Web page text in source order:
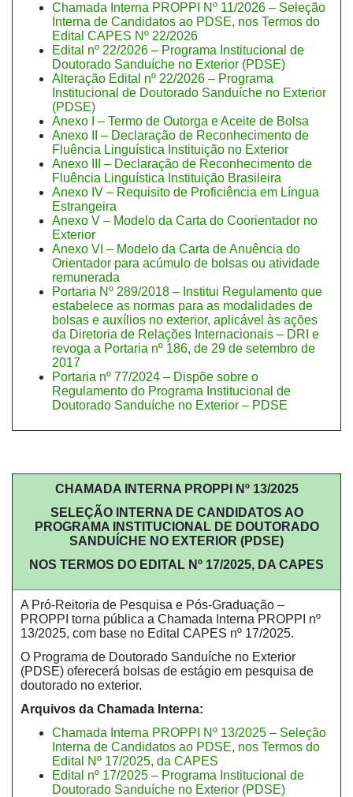
Chamada Interna PROPPI Nº 11/2026 – Seleção
Interna de Candidatos ao PDSE, nos Termos do
Edital CAPES Nº 22/2026
Edital nº 22/2026 – Programa Institucional de
Doutorado Sanduíche no Exterior (PDSE)
Alteração Edital nº 22/2026 – Programa
Institucional de Doutorado Sanduíche no Exterior
(PDSE)
Anexo I – Termo de Outorga e Aceite de Bolsa
Anexo II – Declaração de Reconhecimento de
Fluência Linguística Instituição no Exterior
Anexo III – Declaração de Reconhecimento de
Fluência Linguística Instituição Brasileira
Anexo IV – Requisito de Proficiência em Língua
Estrangeira
Anexo V – Modelo da Carta do Coorientador no
Exterior
Anexo VI – Modelo da Carta de Anuência do
Orientador para acúmulo de bolsas ou atividade
remunerada
Portaria Nº 289/2018 – Institui Regulamento que
estabelece as normas para as modalidades de
bolsas e auxílios no exterior, aplicável às ações
da Diretoria de Relações Internacionais – DRI e
revoga a Portaria nº 186, de 29 de setembro de
2017
Portaria nº 77/2024 – Dispõe sobre o
Regulamento do Programa Institucional de
Doutorado Sanduíche no Exterior – PDSE
CHAMADA INTERNA PROPPI Nº 13/2025
SELEÇÃO INTERNA DE CANDIDATOS AO
PROGRAMA INSTITUCIONAL DE DOUTORADO
SANDUÍCHE NO EXTERIOR (PDSE)
NOS TERMOS DO EDITAL Nº 17/2025, DA CAPES
A Pró-Reitoria de Pesquisa e Pós-Graduação –
PROPPI torna pública a Chamada Interna PROPPI nº
13/2025, com base no Edital CAPES nº 17/2025.
O Programa de Doutorado Sanduíche no Exterior
(PDSE) oferecerá bolsas de estágio em pesquisa de
doutorado no exterior.
Arquivos da Chamada Interna:
Chamada Interna PROPPI Nº 13/2025 – Seleção
Interna de Candidatos ao PDSE, nos Termos do
Edital Nº 17/2025, da CAPES
Edital nº 17/2025 – Programa Institucional de
Doutorado Sanduíche no Exterior (PDSE)